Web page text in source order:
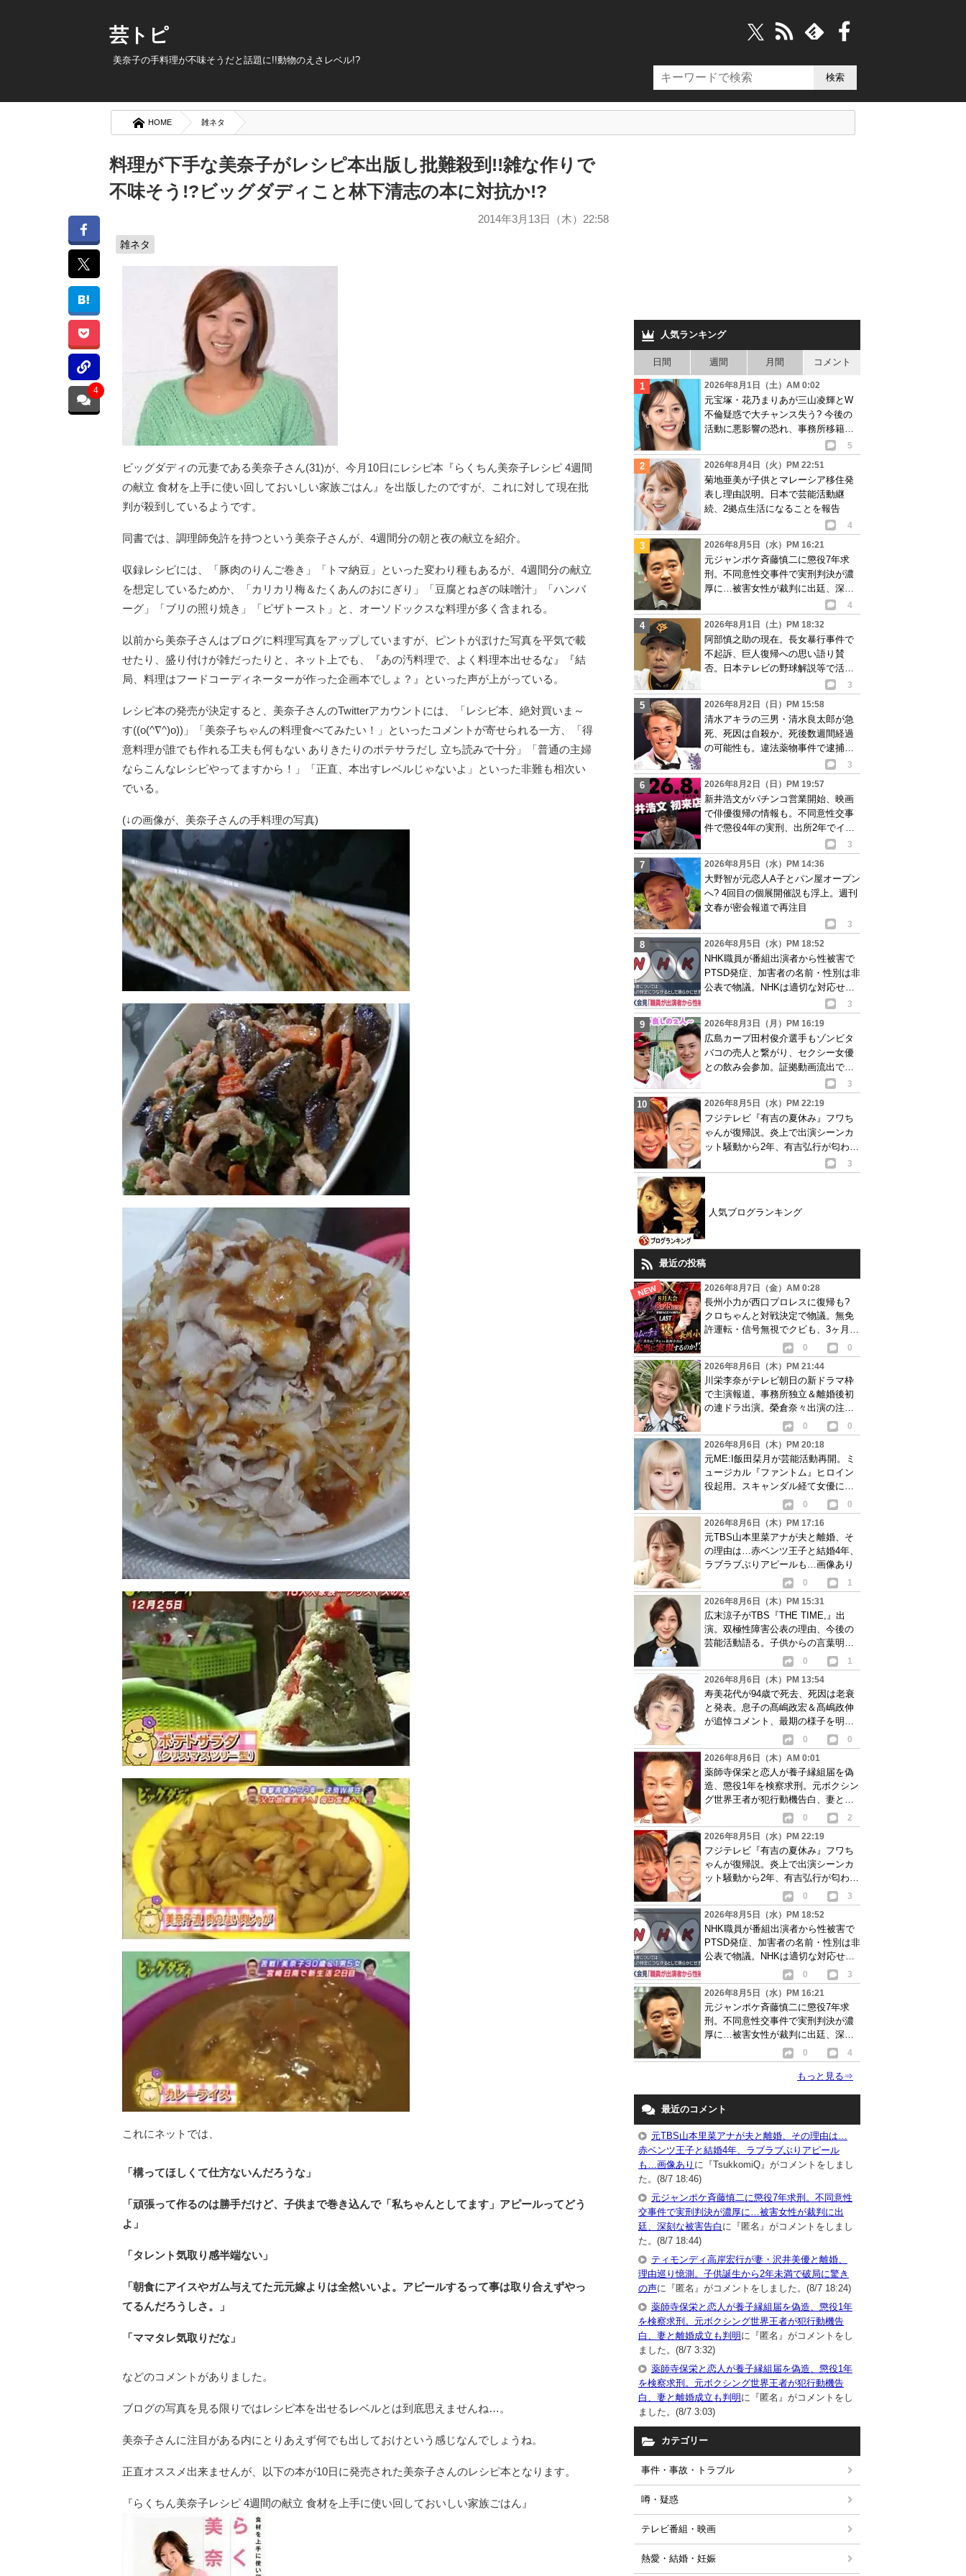
芸トピ
美奈子の手料理が不味そうだと話題に!!動物のえさレベル!?
HOME 雑ネタ
料理が下手な美奈子がレシピ本出版し批難殺到!!雑な作りで
不味そう!?ビッグダディこと林下清志の本に対抗か!?
2014年3月13日（木）22:58
雑ネタ
4
ビッグダディの元妻である美奈子さん(31)が、今月10日にレシピ本『らくちん美奈子レシピ 4週間
の献立 食材を上手に使い回しておいしい家族ごはん』を出版したのですが、これに対して現在批
判が殺到しているようです。
同書では、調理師免許を持つという美奈子さんが、4週間分の朝と夜の献立を紹介。
収録レシピには、「豚肉のりんご巻き」「トマ納豆」といった変わり種もあるが、4週間分の献立
を想定しているためか、「カリカリ梅＆たくあんのおにぎり」「豆腐とねぎの味噌汁」「ハンバ
ーグ」「ブリの照り焼き」「ピザトースト」と、オーソドックスな料理が多く含まれる。
以前から美奈子さんはブログに料理写真をアップしていますが、ピントがぼけた写真を平気で載
せたり、盛り付けが雑だったりと、ネット上でも、『あの汚料理で、よく料理本出せるな』『結
局、料理はフードコーディネーターが作った企画本でしょ？』といった声が上がっている。
レシピ本の発売が決定すると、美奈子さんのTwitterアカウントには、「レシピ本、絶対買いま～
す((o(^∇^)o))」「美奈子ちゃんの料理食べてみたい！」といったコメントが寄せられる一方、「得
意料理が誰でも作れる工夫も何もない ありきたりのポテサラだし 立ち読みで十分」「普通の主婦
ならこんなレシピやってますから！」「正直、本出すレベルじゃないよ」といった非難も相次い
でいる。
(↓の画像が、美奈子さんの手料理の写真)
これにネットでは、
「構ってほしくて仕方ないんだろうな」
「頑張って作るのは勝手だけど、子供まで巻き込んで「私ちゃんとしてます」アピールってどう
よ」
「タレント気取り感半端ない」
「朝食にアイスやガム与えてた元元嫁よりは全然いいよ。アピールするって事は取り合えずやっ
てるんだろうしさ。」
「ママタレ気取りだな」
などのコメントがありました。
ブログの写真を見る限りではレシピ本を出せるレベルとは到底思えませんね…。
美奈子さんに注目がある内にとりあえず何でも出しておけという感じなんでしょうね。
正直オススメ出来ませんが、以下の本が10日に発売された美奈子さんのレシピ本となります。
『らくちん美奈子レシピ 4週間の献立 食材を上手に使い回しておいしい家族ごはん』
人気ランキング
日間 週間 月間 コメント
2026年8月1日（土）AM 0:02
元宝塚・花乃まりあが三山凌輝とW
不倫疑惑で大チャンス失う? 今後の
活動に悪影響の恐れ、事務所移籍が
5
2026年8月4日（火）PM 22:51
菊地亜美が子供とマレーシア移住発
表し理由説明。日本で芸能活動継
続、2拠点生活になることを報告
4
2026年8月5日（水）PM 16:21
元ジャンポケ斉藤慎二に懲役7年求
刑。不同意性交事件で実刑判決が濃
厚に…被害女性が裁判に出廷、深刻
4
2026年8月1日（土）PM 18:32
阿部慎之助の現在。長女暴行事件で
不起訴、巨人復帰への思い語り賛
否。日本テレビの野球解説等で活動
3
2026年8月2日（日）PM 15:58
清水アキラの三男・清水良太郎が急
死、死因は自殺か。死後数週間経過
の可能性も。違法薬物事件で逮捕、
3
2026年8月2日（日）PM 19:57
新井浩文がパチンコ営業開始、映画
で俳優復帰の情報も。不同意性交事
件で懲役4年の実刑、出所2年でイベ
3
2026年8月5日（水）PM 14:36
大野智が元恋人A子とパン屋オープン
へ? 4回目の個展開催説も浮上。週刊
文春が密会報道で再注目
3
2026年8月5日（水）PM 18:52
NHK職員が番組出演者から性被害で
PTSD発症、加害者の名前・性別は非
公表で物議。NHKは適切な対応せず
3
2026年8月3日（月）PM 16:19
広島カープ田村俊介選手もゾンビタ
バコの売人と繋がり、セクシー女優
との飲み会参加。証拠動画流出で波
3
2026年8月5日（水）PM 22:19
フジテレビ『有吉の夏休み』フワち
ゃんが復帰説。炎上で出演シーンカ
ット騒動から2年、有吉弘行が匂わせ
3
人気ブログランキング
最近の投稿
2026年8月7日（金）AM 0:28
長州小力が西口プロレスに復帰も?
クロちゃんと対戦決定で物議。無免
許運転・信号無視でクビも、3ヶ月で
0
0
2026年8月6日（木）PM 21:44
川栄李奈がテレビ朝日の新ドラマ枠
で主演報道。事務所独立＆離婚後初
の連ドラ出演。榮倉奈々出演の注目
0
0
2026年8月6日（木）PM 20:18
元ME:I飯田栞月が芸能活動再開。ミ
ュージカル『ファントム』ヒロイン
役起用。スキャンダル経て女優に転
0
0
2026年8月6日（木）PM 17:16
元TBS山本里菜アナが夫と離婚、そ
の理由は…赤ベンツ王子と結婚4年、
ラブラブぶりアピールも…画像あり
0
1
2026年8月6日（木）PM 15:31
広末涼子がTBS『THE TIME,』出
演。双極性障害公表の理由、今後の
芸能活動語る。子供からの言葉明か
0
1
2026年8月6日（木）PM 13:54
寿美花代が94歳で死去、死因は老衰
と発表。息子の髙嶋政宏＆髙嶋政伸
が追悼コメント、最期の様子を明か
0
0
2026年8月6日（木）AM 0:01
薬師寺保栄と恋人が養子縁組届を偽
造、懲役1年を検察求刑。元ボクシン
グ世界王者が犯行動機告白、妻と離
0
2
2026年8月5日（水）PM 22:19
フジテレビ『有吉の夏休み』フワち
ゃんが復帰説。炎上で出演シーンカ
ット騒動から2年、有吉弘行が匂わせ
0
3
2026年8月5日（水）PM 18:52
NHK職員が番組出演者から性被害で
PTSD発症、加害者の名前・性別は非
公表で物議。NHKは適切な対応せず
0
3
2026年8月5日（水）PM 16:21
元ジャンポケ斉藤慎二に懲役7年求
刑。不同意性交事件で実刑判決が濃
厚に…被害女性が裁判に出廷、深刻
0 4
もっと見る⇒
最近のコメント
元TBS山本里菜アナが夫と離婚、その理由は…
赤ベンツ王子と結婚4年、ラブラブぶりアピール
も…画像あり に『TsukkomiQ』がコメントをしまし
た。(8/7 18:46)
元ジャンポケ斉藤慎二に懲役7年求刑。不同意性
交事件で実刑判決が濃厚に…被害女性が裁判に出
廷、深刻な被害告白 に『匿名』がコメントをしまし
た。(8/7 18:44)
ティモンディ高岸宏行が妻・沢井美優と離婚、
理由巡り憶測。子供誕生から2年未満で破局に驚き
の声に『匿名』がコメントをしました。(8/7 18:24)
薬師寺保栄と恋人が養子縁組届を偽造、懲役1年
を検察求刑。元ボクシング世界王者が犯行動機告
白、妻と離婚成立も判明に『匿名』がコメントをし
ました。(8/7 3:32)
薬師寺保栄と恋人が養子縁組届を偽造、懲役1年
を検察求刑。元ボクシング世界王者が犯行動機告
白、妻と離婚成立も判明に『匿名』がコメントをし
ました。(8/7 3:03)
カテゴリー
事件・事故・トラブル
噂・疑惑
テレビ番組・映画
熱愛・結婚・妊娠